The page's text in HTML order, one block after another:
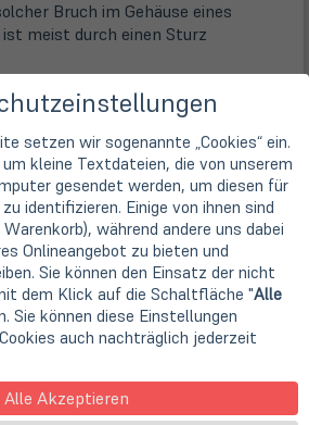
Bruch im Gehäuse eines
meist durch einen Sturz
setzen wir sogenannte „Cookies“ ein.
kleine Textdateien, die von unserem
gesendet werden, um diesen für
identifizieren. Einige von ihnen sind
während andere uns dabei
Onlineangebot zu bieten und
Sie können den Einsatz der nicht
dem Klick auf die Schaltfläche "Alle
Sie können diese Einstellungen
auch nachträglich jederzeit
Alle Akzeptieren